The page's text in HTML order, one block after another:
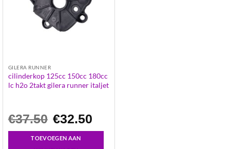
GILERA RUNNER
cilinderkop 125cc 150cc 180cc
lc h2o 2takt gilera runner italjet
€37.50
Oorspronkelijke
prijs
€37.50.
€32.50
TOEVOEGEN AAN